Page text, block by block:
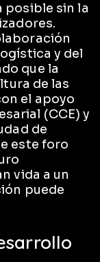
posible sin la
y del
que la
de las
el apoyo
(CCE) y
de
este foro
vida a un
puede